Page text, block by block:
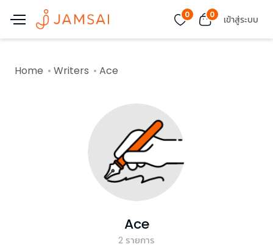
0 0 เข้าสู่ระบบ
Home Writers Ace
Ace
2รายการ